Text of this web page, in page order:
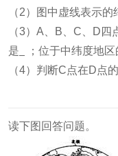
（2）图中虚线表示
（3）A、B、C、D四
是
；位于中纬度地区
（4）判断C点在D点
读下图回答问题。